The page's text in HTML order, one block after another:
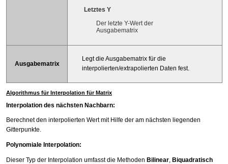
Letztes Y
Der letzte Y-Wert der
Ausgabematrix
Ausgabematrix
Legt die Ausgabematrix für die
interpolierten/extrapolierten Daten fest.
Algorithmus für Interpolation für Matrix
Interpolation des nächsten Nachbarn:
Berechnet den interpolierten Wert mit Hilfe der am nächsten liegenden
Gitterpunkte.
Polynomiale Interpolation:
Dieser Typ der Interpolation umfasst die Methoden Bilinear Biquadratisch